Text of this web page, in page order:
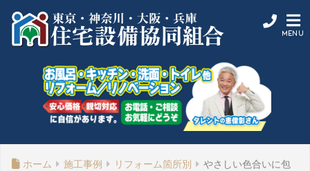
ホーム 施工事例 リフォーム箇所別
やさしい色合いに包